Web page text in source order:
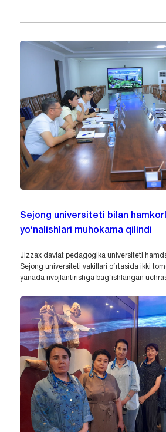
Sejong universiteti bilan
yo‘nalishlari muhokama qilindi
Jizzax davlat pedagogika universiteti
Sejong universiteti vakillari o‘rtasida ikki
yanada rivojlantirishga bag‘ishlangan